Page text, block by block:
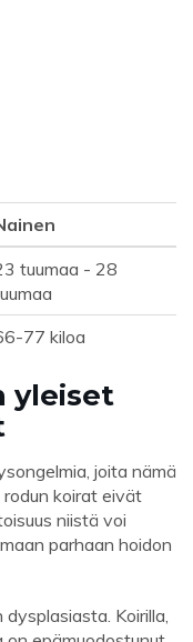
tuumaa - 28
77 kiloa
yleiset
joita nämä
koirat eivät
niistä voi
parhaan hoidon
Koirilla,